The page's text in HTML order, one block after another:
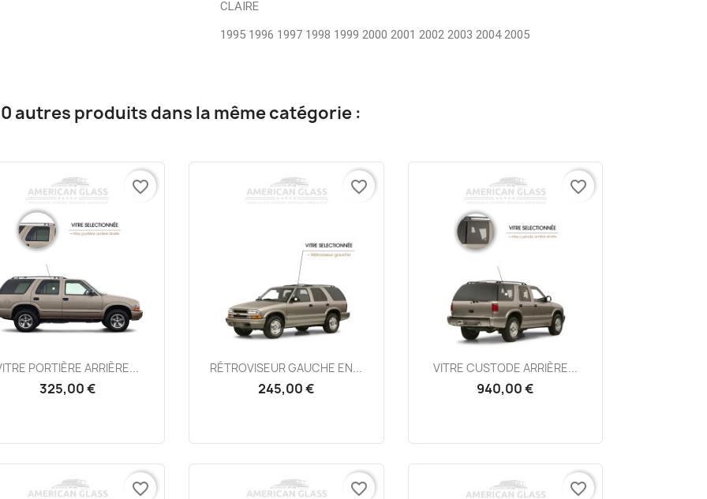
CLAIRE
1995 1996 1997 1998 1999 2000 2001 2002 2003 2004 2005
autres produits dans la même catégorie :
Aperçu rapide
PORTIÈRE ARRIÈRE...
325,00 €
favorite_border
Aperçu rapide
RÉTROVISEUR GAUCHE EN...
245,00 €
favorite_border
Aperçu rapide
VITRE CUSTODE ARRIÈRE...
940,00 €
favorite_border
favorite_border favorite_border favorite_border